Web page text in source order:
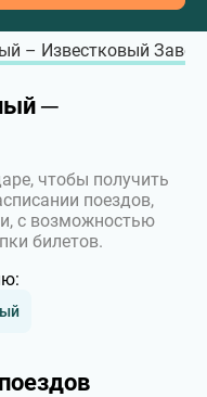
– Известковый
─
чтобы получить
поездов,
с возможностью
билетов.